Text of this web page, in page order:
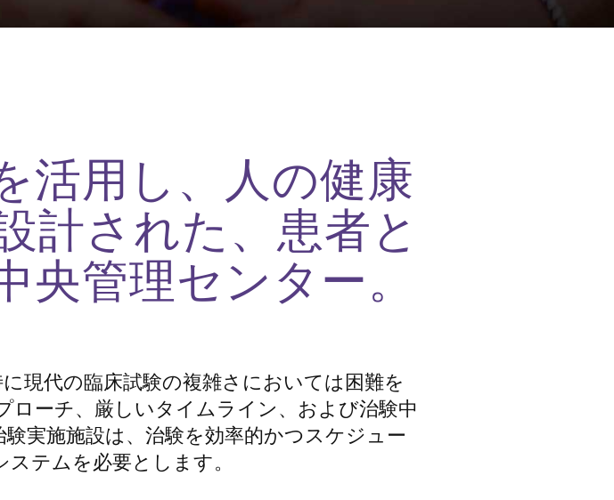
活用し、人の健康
計された、患者と
管理センター。
現代の臨床試験の複雑さにおいては困難を
ーチ、厳しいタイムライン、および治験中
実施施設は、治験を効率的かつスケジュー
テムを必要とします。